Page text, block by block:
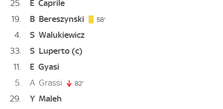
25 E Caprile
19
B Bereszynski 58'
4 S Walukiewicz
33
S Luperto (c)
11
E Gyasi
5
A Grassi 82'
29 Y Maleh